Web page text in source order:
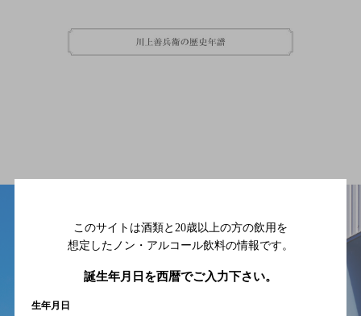
このサイトは酒類と20歳以上の方の飲用を
想定したノン・アルコール飲料の情報です。
誕生年月日を西暦でご入力下さい。
生年月日